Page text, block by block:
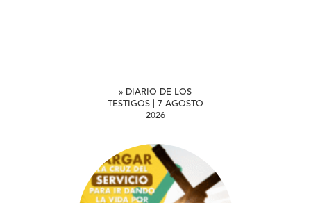
» DIARIO DE LOS
TESTIGOS | 7 AGOSTO
2026